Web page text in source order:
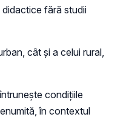
fără studii
cât și a celui rural,
condițiile
în contextul